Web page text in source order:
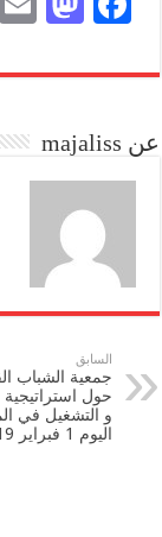
bo
to
n
عن majaliss
السابق
حول استراتيجية
و التشغيل في
اليوم 1 فبراير 2019 بالرباط